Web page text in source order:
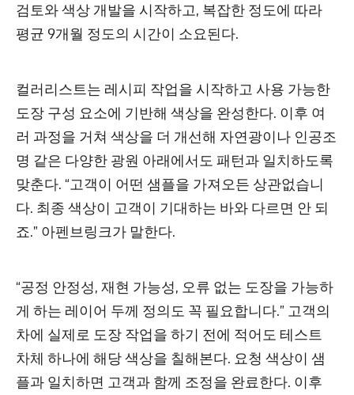
검토와 색상 개발을 시작하고, 복잡한 정도에 따라
평균 9개월 정도의 시간이 소요된다.
컬러리스트는 레시피 작업을 시작하고 사용 가능한
도장 구성 요소에 기반해 색상을 완성한다. 이후 여
러 과정을 거쳐 색상을 더 개선해 자연광이나 인공조
명 같은 다양한 광원 아래에서도 패턴과 일치하도록
맞춘다. “고객이 어떤 샘플을 가져오든 상관없습니
다. 최종 색상이 고객이 기대하는 바와 다르면 안 되
죠.” 아펜브링크가 말한다.
“공정 안정성, 재현 가능성, 오류 없는 도장을 가능하
게 하는 레이어 두께 정의도 꼭 필요합니다.” 고객의
차에 실제로 도장 작업을 하기 전에 적어도 테스트
차체 하나에 해당 색상을 칠해본다. 요청 색상이 샘
플과 일치하면 고객과 함께 조정을 완료한다. 이후